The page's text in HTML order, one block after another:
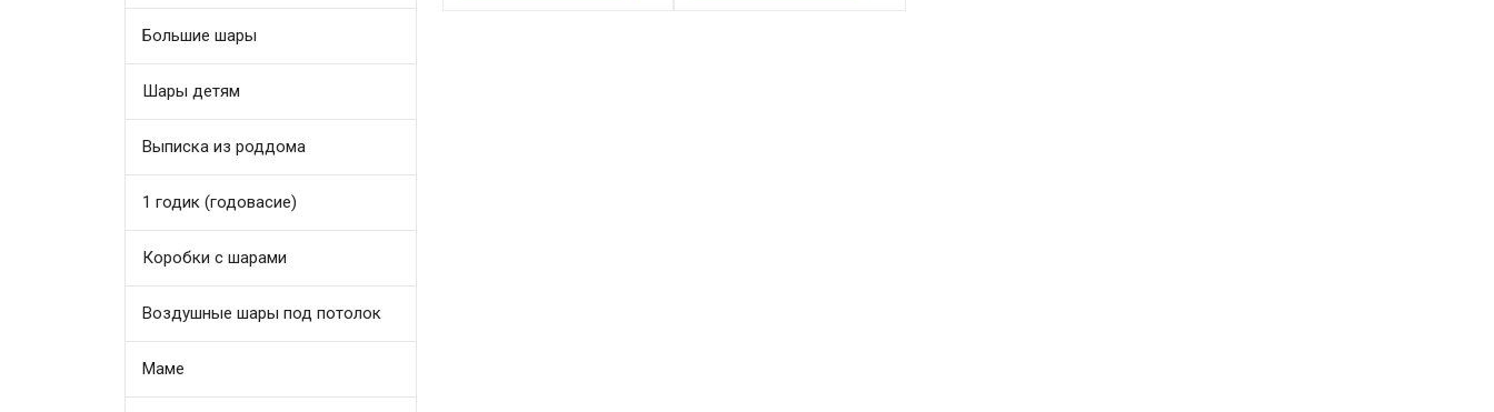
Большие шары
Шары детям
Выписка из роддома
1 годик (годовасие)
Коробки с шарами
Воздушные шары под потолок
Маме